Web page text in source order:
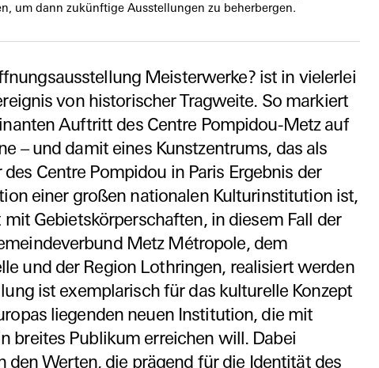
um dann zukünftige Ausstellungen zu beherbergen.
Meisterwerke? ist in vielerlei
von historischer Tragweite. So markiert
Auftritt des Centre Pompidou-Metz auf
– und damit eines Kunstzentrums, das als
Centre Pompidou in Paris Ergebnis der
einer großen nationalen Kulturinstitution ist,
Gebietskörperschaften, in diesem Fall der
Metz Métropole, dem
und der Region Lothringen, realisiert werden
ist exemplarisch für das kulturelle Konzept
liegenden neuen Institution, die mit
breites Publikum erreichen will. Dabei
den Werten, die prägend für die Identität des